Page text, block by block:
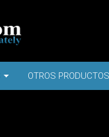
OTROS PRODUCTOS